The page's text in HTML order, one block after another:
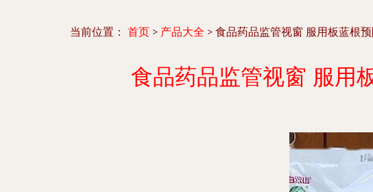
当前位置： 首页 > 产品大全 > 食品药品监管视窗 服用板蓝根
食品药品监管视窗 服用